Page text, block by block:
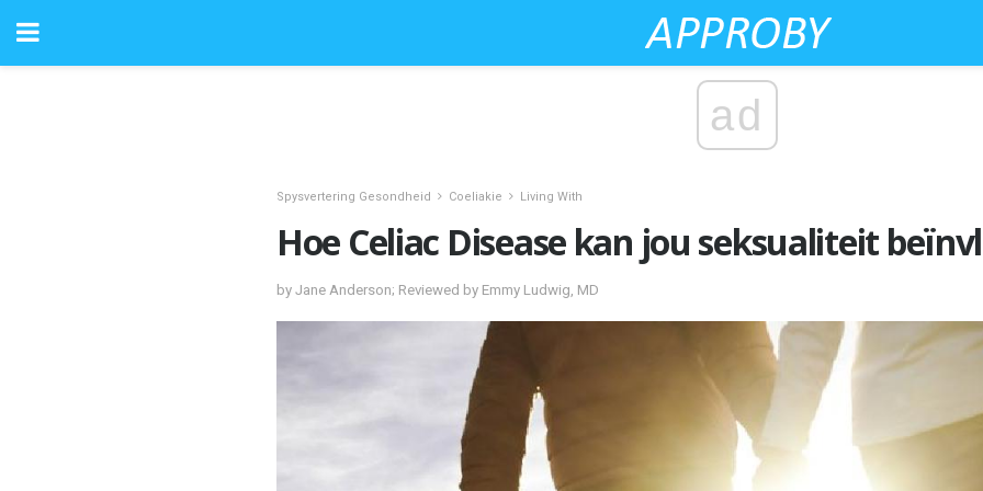
ad
Spysvertering Gesondheid Coeliakie Living With
Hoe Celiac Disease kan jou seksualiteit
by Jane Anderson; Reviewed by Emmy Ludwig, MD